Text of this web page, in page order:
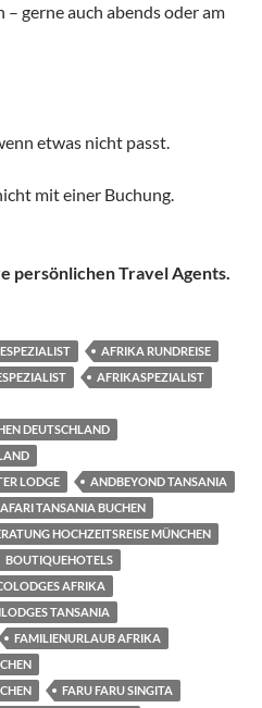
gerne auch abends oder am
etwas nicht passt.
mit einer Buchung.
persönlichen Travel Agents.
AFRIKA RUNDREISE
AFRIKASPEZIALIST
DEUTSCHLAND
LODGE
ANDBEYOND TANSANIA
TANSANIA BUCHEN
HOCHZEITSREISE MÜNCHEN
BOUTIQUEHOTELS
AFRIKA
TANSANIA
FAMILIENURLAUB AFRIKA
FARU FARU SINGITA